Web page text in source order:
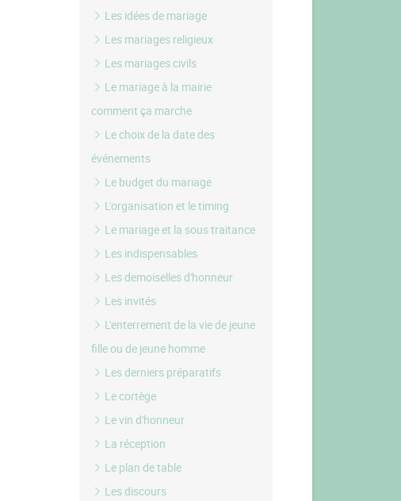
Les idées de mariage
Les mariages religieux
Les mariages civils
Le mariage à la mairie
comment ça marche
Le choix de la date des
événements
Le budget du mariage
L'organisation et le timing
Le mariage et la sous traitance
Les indispensables
Les demoiselles d'honneur
Les invités
L'enterrement de la vie de jeune
fille ou de jeune homme
Les derniers préparatifs
Le cortège
Le vin d'honneur
La réception
Le plan de table
Les discours